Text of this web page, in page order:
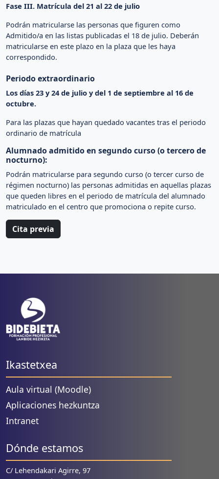
Fase III. Matrícula del 21 al 22 de julio
Podrán matricularse las personas que figuren como
Admitido/a en las listas publicadas el 18 de julio. Deberán
matricularse en este plazo en la plaza que les haya
correspondido.
Periodo extraordinario
Los días 23 y 24 de julio y del 1 de septiembre al 16 de
octubre.
Para las plazas que hayan quedado vacantes tras el periodo
ordinario de matrícula
Alumnado admitido en segundo curso (o tercero de
nocturno):
Podrán matricularse para segundo curso (o tercer curso de
régimen nocturno) las personas admitidas en aquellas plazas
que queden libres en el periodo de matrícula del alumnado
matriculado en el centro que promociona o repite curso.
Cita previa
Ikastetxea
Aula virtual (Moodle)
Aplicaciones hezkuntza
Intranet
Dónde estamos
C/ Lehendakari Agirre, 97